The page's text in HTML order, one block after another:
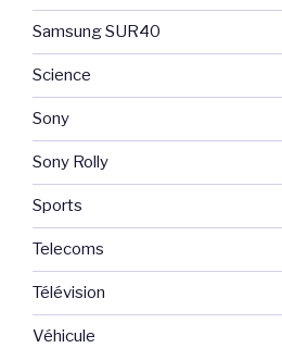
Samsung SUR40
Science
Sony
Sony Rolly
Sports
Telecoms
Télévision
Véhicule